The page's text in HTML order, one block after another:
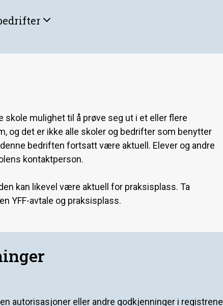
mulighet til å prøve seg ut i et eller flere
og det er ikke alle skoler og bedrifter som benytter
bedriften fortsatt være aktuell. Elever og andre
kontaktperson.
kan likevel være aktuell for praksisplass. Ta
YFF-avtale og praksisplass.
autorisasjoner eller andre godkjenninger i registrene